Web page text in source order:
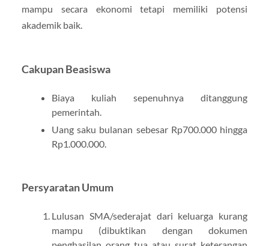
mampu secara ekonomi tetapi memiliki potensi
akademik baik.
Cakupan Beasiswa
Biaya kuliah sepenuhnya ditanggung
pemerintah.
Uang saku bulanan sebesar Rp700.000 hingga
Rp1.000.000.
Persyaratan Umum
Lulusan SMA/sederajat dari keluarga kurang
mampu (dibuktikan dengan dokumen